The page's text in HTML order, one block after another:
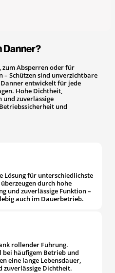
Danner?
zum Absperren oder für
– Schützen sind unverzichtbare
entwickelt für jede
Hohe Dichtheit,
und zuverlässige
und
Lösung für unterschiedlichste
durch hohe
und zuverlässige Funktion –
auch im Dauerbetrieb.
rollender Führung.
bei häufigem Betrieb und
eine lange Lebensdauer,
zuverlässige Dichtheit.